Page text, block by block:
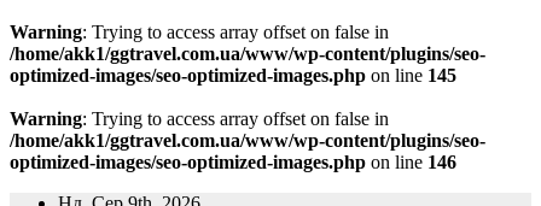
Warning: Trying to access array offset on false in
/home/akk1/ggtravel.com.ua/www/wp-content/plugins/seo-
optimized-images/seo-optimized-images.php on line 145
Warning: Trying to access array offset on false in
/home/akk1/ggtravel.com.ua/www/wp-content/plugins/seo-
optimized-images/seo-optimized-images.php on line 146
Перейти